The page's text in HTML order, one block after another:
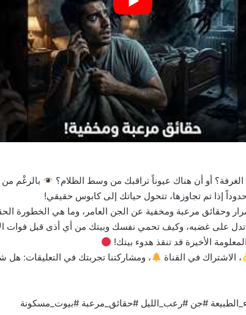
أو أن هناك عيوناً تراقبك من وسط الظلام؟
بالرغْم
إذا تم تجاوزها، تتحول حياتك إلى كابوس حقيقي!
وحقائق مرعبة ومخفية عن الجن العامر، وما هي الخطورة
تدل على غضبه، وكيف تحمي نفسك وبيتك من أي أذى قبل فوات
الأخيرة قد تنقذ هدوء بيتك!
، الاشتراك في القناة
، ومشاركتنا تجربتك في التعليقات:
⁠#جن⁠ ⁠#رعب_الليل⁠ ⁠#حقائق_مرعبة⁠ ⁠#بيوت_مسكونة⁠